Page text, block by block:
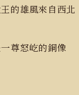
的雄風來自西北
尊怒屹的銅像